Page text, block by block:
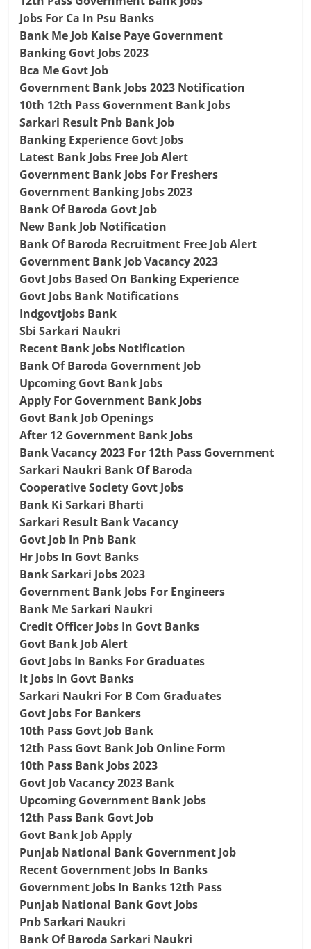
Jobs For Ca In Psu Banks
Bank Me Job Kaise Paye Government
Banking Govt Jobs 2023
Bca Me Govt Job
Government Bank Jobs 2023 Notification
10th 12th Pass Government Bank Jobs
Sarkari Result Pnb Bank Job
Banking Experience Govt Jobs
Latest Bank Jobs Free Job Alert
Government Bank Jobs For Freshers
Government Banking Jobs 2023
Bank Of Baroda Govt Job
New Bank Job Notification
Bank Of Baroda Recruitment Free Job Alert
Government Bank Job Vacancy 2023
Govt Jobs Based On Banking Experience
Govt Jobs Bank Notifications
Indgovtjobs Bank
Sbi Sarkari Naukri
Recent Bank Jobs Notification
Bank Of Baroda Government Job
Upcoming Govt Bank Jobs
Apply For Government Bank Jobs
Govt Bank Job Openings
After 12 Government Bank Jobs
Bank Vacancy 2023 For 12th Pass Government
Sarkari Naukri Bank Of Baroda
Cooperative Society Govt Jobs
Bank Ki Sarkari Bharti
Sarkari Result Bank Vacancy
Govt Job In Pnb Bank
Hr Jobs In Govt Banks
Bank Sarkari Jobs 2023
Government Bank Jobs For Engineers
Bank Me Sarkari Naukri
Credit Officer Jobs In Govt Banks
Govt Bank Job Alert
Govt Jobs In Banks For Graduates
It Jobs In Govt Banks
Sarkari Naukri For B Com Graduates
Govt Jobs For Bankers
10th Pass Govt Job Bank
12th Pass Govt Bank Job Online Form
10th Pass Bank Jobs 2023
Govt Job Vacancy 2023 Bank
Upcoming Government Bank Jobs
12th Pass Bank Govt Job
Govt Bank Job Apply
Punjab National Bank Government Job
Recent Government Jobs In Banks
Government Jobs In Banks 12th Pass
Punjab National Bank Govt Jobs
Pnb Sarkari Naukri
Bank Of Baroda Sarkari Naukri